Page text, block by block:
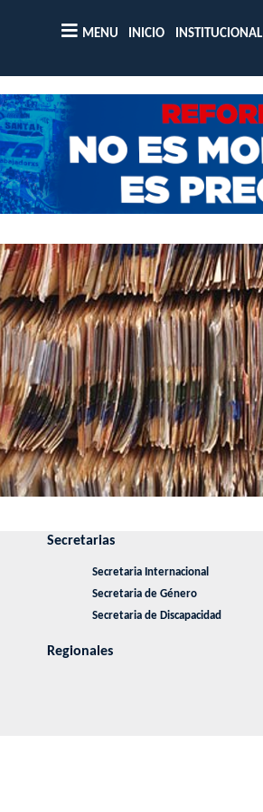
MENU INICIO INSTITUCIONAL
Secretarias
Secretaria Internacional
Secretaria de Género
Secretaria de Discapacidad
Regionales